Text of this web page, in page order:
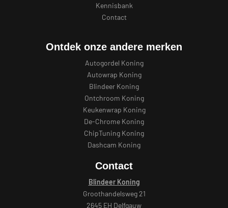
Kennisbank
Contact
Ontdek onze andere merken
Autogordel Koning
Autowrap Koning
Blindeer Koning
Ontchroom Koning
Keukenwrap Koning
De-Chrome Koning
ChipTuning Koning
Dashcam Koning
Contact
Blindeer Koning
Groothandelsweg 21
2645 EH Delfgauw